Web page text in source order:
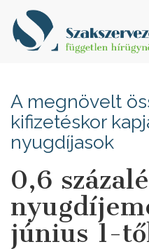
A megnövelt
kifizetéskor
nyugdíjasok
0,6
június 1-